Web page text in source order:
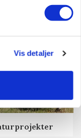
Vis detaljer